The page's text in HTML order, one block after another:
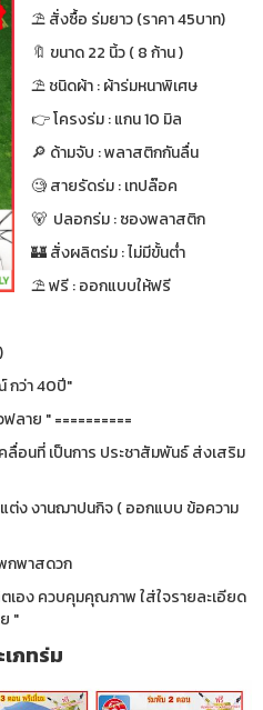
⛱ สั่งซื้อ ร่มยาว (ราคา 45บาท)
🔖 ขนาด 22 นิ้ว ( 8 ก้าน )
⛱ ชนิดผ้า : ผ้าร่มหนาพิเศษ
👉 โครงร่ม : แกน 10 มิล
🔎 ด้ามจับ : พลาสติกกันลื่น
🧐 สายรัดร่ม : เทปล๊อค
🐻 ปลอกร่ม : ซองพลาสติก
🏰 สั่งผลิตร่ม : ไม่มีขั้นต่ำ
⛱ ฟรี : ออกแบบให้ฟรี
กว่า 40ปี"
าย " ==========
อนที่ เป็นการ ประชาสัมพันธ์ ส่งเสริม
แต่ง งานฌาปนกิจ ( ออกแบบ ข้อความ
กพาสดวก
เอง ควบคุมคุณภาพ ใส่ใจรายละเอียด
"
ภทร่ม